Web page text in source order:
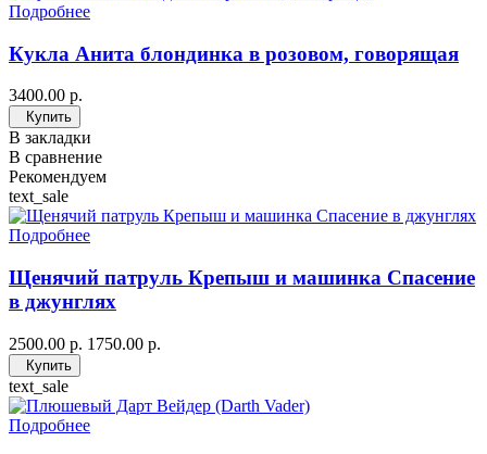
Подробнее
Кукла Анита блондинка в розовом, говорящая
3400.00 р.
Купить
В закладки
В сравнение
Рекомендуем
text_sale
Подробнее
Щенячий патруль Крепыш и машинка Спасение
в джунглях
2500.00 р. 1750.00 р.
Купить
text_sale
Подробнее